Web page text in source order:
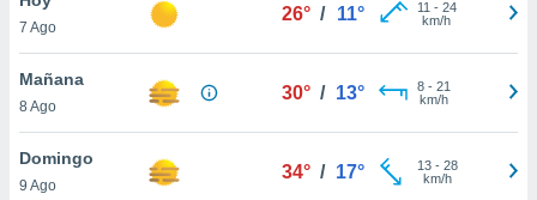
en
más
nuestra
7 Ago
26° / 11° 11 - 24
km/h
Mañana
8 Ago
30° / 13° 8- 21
km/h
Domingo
9 Ago
34° / 17° 13- 28
km/h